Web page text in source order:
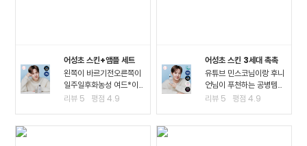
어성초 스킨+앰플 세트
왼쪽이 바르기전오른쪽이
일주일후화농성 여드*이
진짜 많이 진정되고 여드*
리뷰 5 평점4.9
어성초 스킨 3세대 촉촉
유튜브 민스코님이랑 후니
언님이 푸천하는 공병템이
라서 큰 맘먹고 샀는데요!!
리뷰 5 평점4.9